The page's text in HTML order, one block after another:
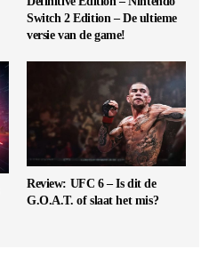
Switch 2 Edition – De ultieme
versie van de game!
Review: UFC 6 – Is dit de
G.O.A.T. of slaat het mis?